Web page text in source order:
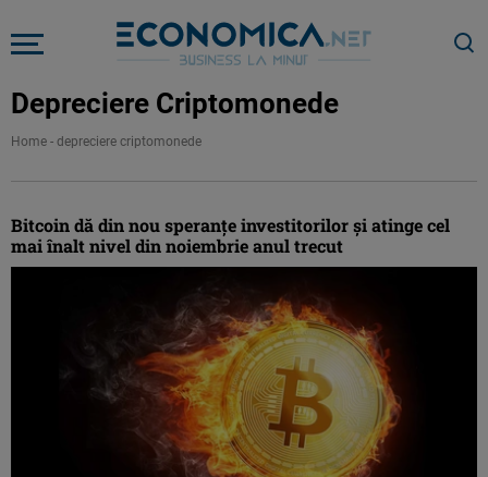
Depreciere Criptomonede
Home - depreciere criptomonede
Bitcoin dă din nou speranţe investitorilor şi atinge cel
mai înalt nivel din noiembrie anul trecut